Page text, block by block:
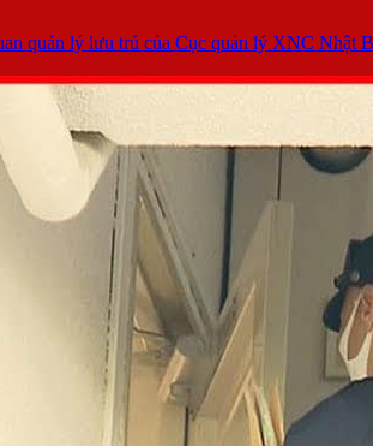
quản lý lưu trú của Cục quản lý XNC Nhật